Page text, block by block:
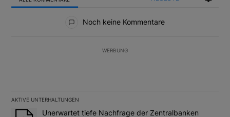
Noch keine Kommentare
WERBUNG
AKTIVE UNTERHALTUNGEN
Das Folgende ist eine Liste der am meisten kommentierten
Ein Trendartikel mit dem Titel "Unerwartet tiefe Nachfrage der
Unerwartet tiefe Nachfrage der Zentralbanken